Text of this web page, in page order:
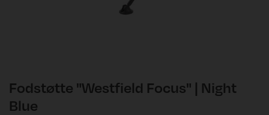
Fodstøtte "Westfield Focus" | Night
Blue